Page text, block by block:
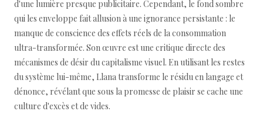
d'une lumière presque publicitaire. Cependant, le fond sombre
qui les enveloppe fait allusion à une ignorance persistante : le
manque de conscience des effets réels de la consommation
ultra-transformée. Son œuvre est une critique directe des
mécanismes de désir du capitalisme visuel. En utilisant les restes
du système lui-même, Llana transforme le résidu en langage et
dénonce, révélant que sous la promesse de plaisir se cache une
culture d'excès et de vides.